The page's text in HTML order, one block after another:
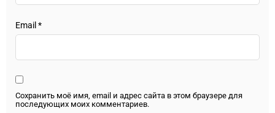
Email*
Сохранить моё имя, email и адрес сайта в этом браузере для
последующих моих комментариев.